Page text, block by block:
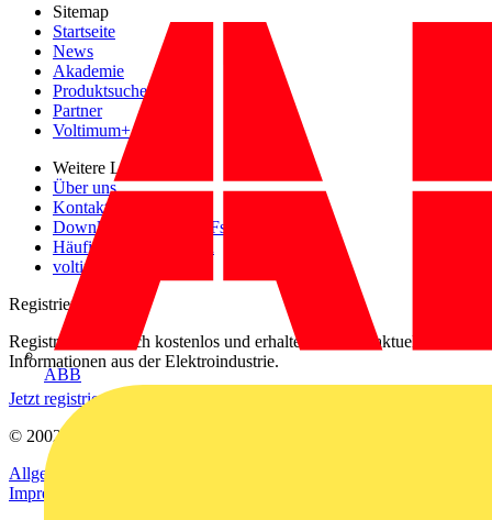
ABB
Sitemap
Startseite
News
Akademie
Produktsuche
Partner
Voltimum+
Weitere Links
Über uns
Kontakt
Downloadbereich (PDFs)
Häufig gestellte Fragen
voltimum.com
Registrierung
Registrieren Sie sich kostenlos und erhalten Sie stets aktuelle
Informationen aus der Elektroindustrie.
Jetzt registrieren
© 2002-
Allgemeine Geschäftsbedingungen
Impressum